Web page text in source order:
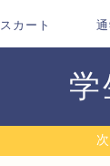
カート